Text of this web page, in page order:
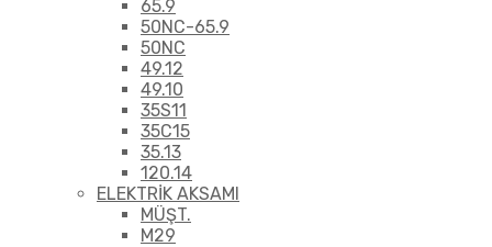
65.9
50NC-65.9
50NC
49.12
49.10
35S11
35C15
35.13
120.14
ELEKTRİK AKSAMI
MÜŞT.
M29